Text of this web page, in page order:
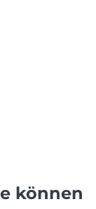
können